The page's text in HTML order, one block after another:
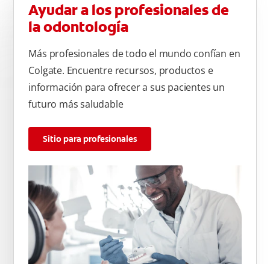
Ayudar a los profesionales de
la odontología
Más profesionales de todo el mundo confían en
Colgate. Encuentre recursos, productos e
información para ofrecer a sus pacientes un
futuro más saludable
Sitio para profesionales